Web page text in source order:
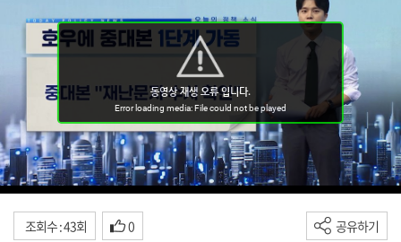
조회수 : 43회 0 공유하기